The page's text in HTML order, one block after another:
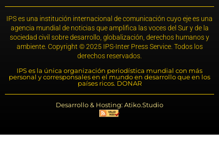
IPS es una institución internacional de comunicación cuyo eje es una
agencia mundial de noticias que amplifica las voces del Sur y de la
sociedad civil sobre desarrollo, globalización, derechos humanos y
ambiente. Copyright © 2025 IPS-Inter Press Service. Todos los
derechos reservados.
IPS es la única organización periodística mundial con más
personal y corresponsales en el mundo en desarrollo que en los
países ricos. DONAR
Desarrollo & Hosting: Atiko.Studio